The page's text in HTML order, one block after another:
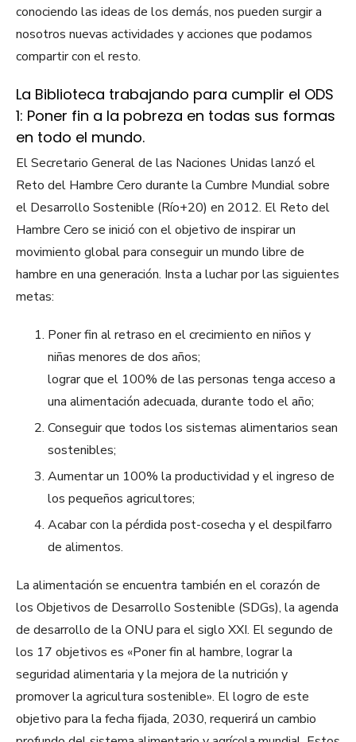
conociendo las ideas de los demás, nos pueden surgir a
nosotros nuevas actividades y acciones que podamos
compartir con el resto.
La Biblioteca trabajando para cumplir el ODS
1: Poner fin a la pobreza en todas sus formas
en todo el mundo.
El Secretario General de las Naciones Unidas lanzó el
Reto del Hambre Cero durante la Cumbre Mundial sobre
el Desarrollo Sostenible (Río+20) en 2012. El Reto del
Hambre Cero se inició con el objetivo de inspirar un
movimiento global para conseguir un mundo libre de
hambre en una generación. Insta a luchar por las siguientes
metas:
Poner fin al retraso en el crecimiento en niños y
niñas menores de dos años;
lograr que el 100% de las personas tenga acceso a
una alimentación adecuada, durante todo el año;
Conseguir que todos los sistemas alimentarios sean
sostenibles;
Aumentar un 100% la productividad y el ingreso de
los pequeños agricultores;
Acabar con la pérdida post-cosecha y el despilfarro
de alimentos.
La alimentación se encuentra también en el corazón de
los Objetivos de Desarrollo Sostenible (SDGs), la agenda
de desarrollo de la ONU para el siglo XXI. El segundo de
los 17 objetivos es «Poner fin al hambre, lograr la
seguridad alimentaria y la mejora de la nutrición y
promover la agricultura sostenible». El logro de este
objetivo para la fecha fijada, 2030, requerirá un cambio